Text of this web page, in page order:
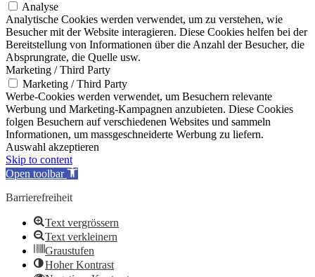
Analyse
Analytische Cookies werden verwendet, um zu verstehen, wie
Besucher mit der Website interagieren. Diese Cookies helfen bei der
Bereitstellung von Informationen über die Anzahl der Besucher, die
Absprungrate, die Quelle usw.
Marketing / Third Party
Marketing / Third Party
Werbe-Cookies werden verwendet, um Besuchern relevante
Werbung und Marketing-Kampagnen anzubieten. Diese Cookies
folgen Besuchern auf verschiedenen Websites und sammeln
Informationen, um massgeschneiderte Werbung zu liefern.
Auswahl akzeptieren
Skip to content
Open toolbar
Barrierefreiheit
Text vergrössern
Text verkleinern
Graustufen
Hoher Kontrast